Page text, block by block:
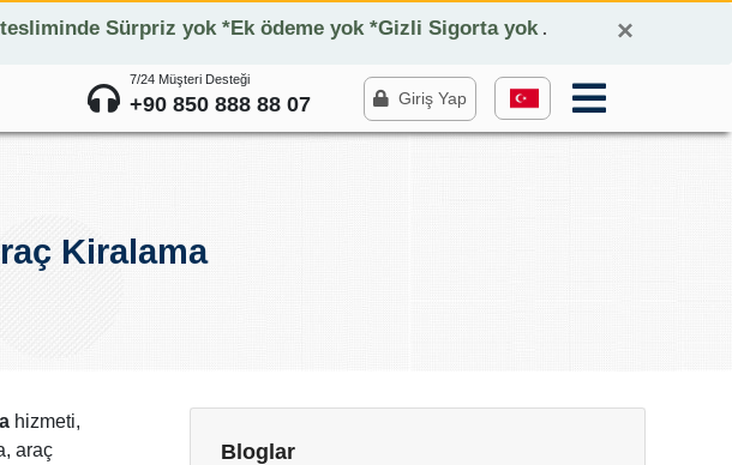
×
Sürpriz yok *Ek ödeme yok *Gizli Sigorta yok.
7/24 Müşteri Desteği
+90 850 888 88 07 Giriş Yap
Kiralama
hizmeti,
araç
Bloglar